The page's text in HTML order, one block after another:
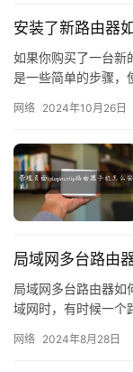
多
安装了新路由器
如果你购买了一台新
是一些简单的步骤，
调…
网络 2024年10月26日
局域网多台路由
局域网多台路由器如
域网时，有时候一个
…
网络 2024年8月28日